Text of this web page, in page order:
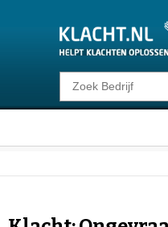
Klacht melden